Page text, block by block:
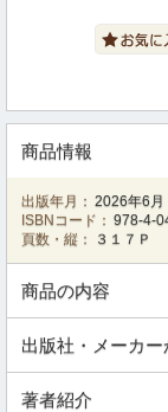
商品情報
出版年月： 2026年6月
ISBNコード： 978-4-
頁数・縦：
３１７Ｐ
商品の内容
出版社・メーカー
著者紹介